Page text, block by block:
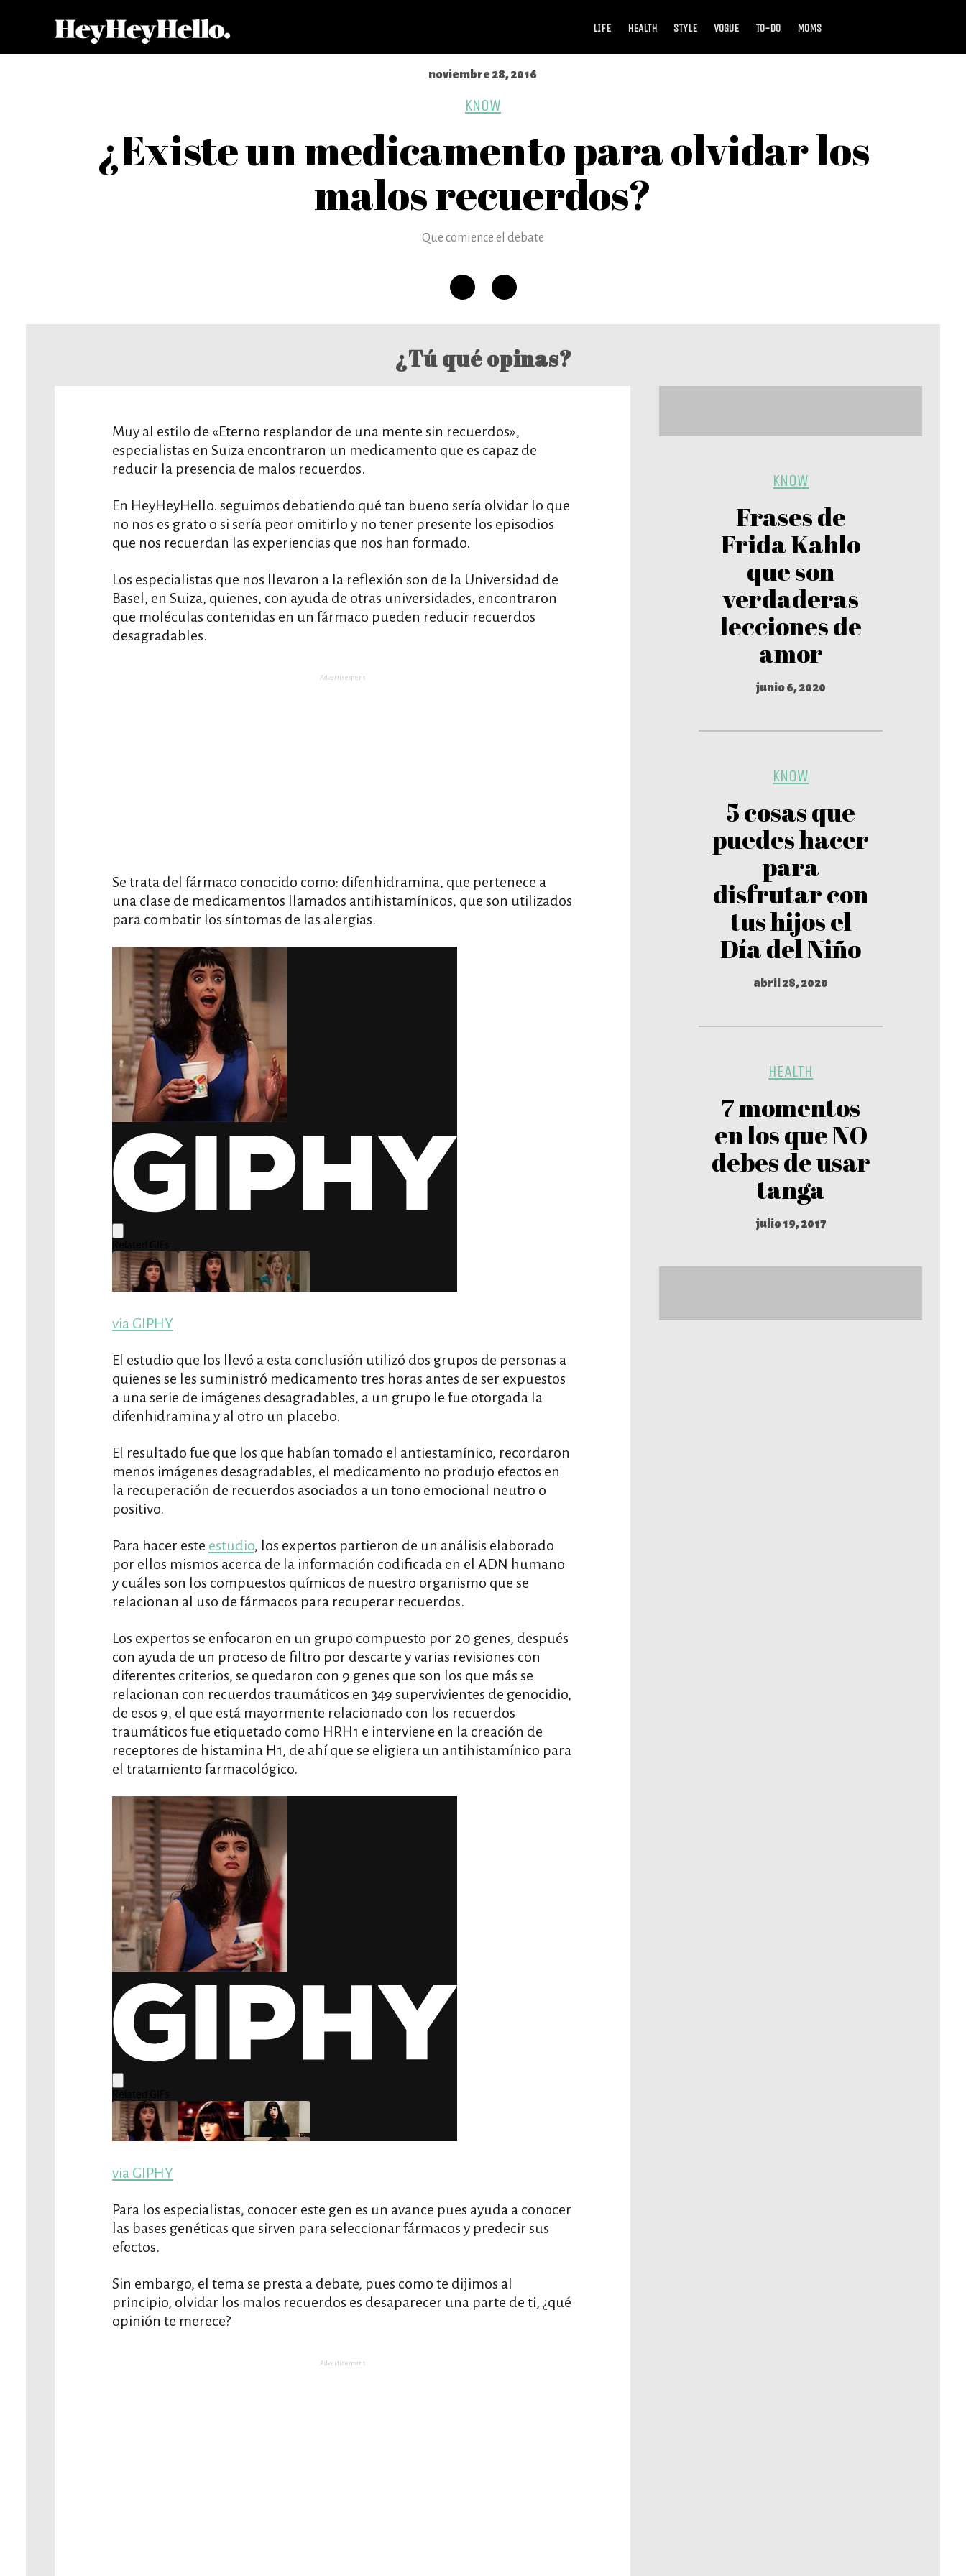
LIFE HEALTH STYLE VOGUE TO-DO MOMS
noviembre 28, 2016
KNOW
¿Existe un medicamento para olvidar los
malos recuerdos?
Que comience el debate
¿Tú qué opinas?
KNOW
Frases de
Frida Kahlo
que son
verdaderas
lecciones de
amor
junio 6, 2020
KNOW
5 cosas que
puedes hacer
para
disfrutar con
tus hijos el
Día del Niño
abril 28, 2020
HEALTH
7 momentos
en los que NO
debes de usar
tanga
julio 19, 2017
Muy al estilo de «Eterno resplandor de una mente sin recuerdos»,
especialistas en Suiza encontraron un medicamento que es capaz de
reducir la presencia de malos recuerdos.
En HeyHeyHello. seguimos debatiendo qué tan bueno sería olvidar lo que
no nos es grato o si sería peor omitirlo y no tener presente los episodios
que nos recuerdan las experiencias que nos han formado.
Los especialistas que nos llevaron a la reflexión son de la Universidad de
Basel, en Suiza, quienes, con ayuda de otras universidades, encontraron
que moléculas contenidas en un fármaco pueden reducir recuerdos
desagradables.
Advertisement
Se trata del fármaco conocido como: difenhidramina, que pertenece a
una clase de medicamentos llamados antihistamínicos, que son utilizados
para combatir los síntomas de las alergias.
via GIPHY
El estudio que los llevó a esta conclusión utilizó dos grupos de personas a
quienes se les suministró medicamento tres horas antes de ser expuestos
a una serie de imágenes desagradables, a un grupo le fue otorgada la
difenhidramina y al otro un placebo.
El resultado fue que los que habían tomado el antiestamínico, recordaron
menos imágenes desagradables, el medicamento no produjo efectos en
la recuperación de recuerdos asociados a un tono emocional neutro o
positivo.
Para hacer este estudio, los expertos partieron de un análisis elaborado
por ellos mismos acerca de la información codificada en el ADN humano
y cuáles son los compuestos químicos de nuestro organismo que se
relacionan al uso de fármacos para recuperar recuerdos.
Los expertos se enfocaron en un grupo compuesto por 20 genes, después
con ayuda de un proceso de filtro por descarte y varias revisiones con
diferentes criterios, se quedaron con 9 genes que son los que más se
relacionan con recuerdos traumáticos en 349 supervivientes de genocidio,
de esos 9, el que está mayormente relacionado con los recuerdos
traumáticos fue etiquetado como HRH1 e interviene en la creación de
receptores de histamina H1, de ahí que se eligiera un antihistamínico para
el tratamiento farmacológico.
via GIPHY
Para los especialistas, conocer este gen es un avance pues ayuda a conocer
las bases genéticas que sirven para seleccionar fármacos y predecir sus
efectos.
Sin embargo, el tema se presta a debate, pues como te dijimos al
principio, olvidar los malos recuerdos es desaparecer una parte de ti, ¿qué
opinión te merece?
Advertisement